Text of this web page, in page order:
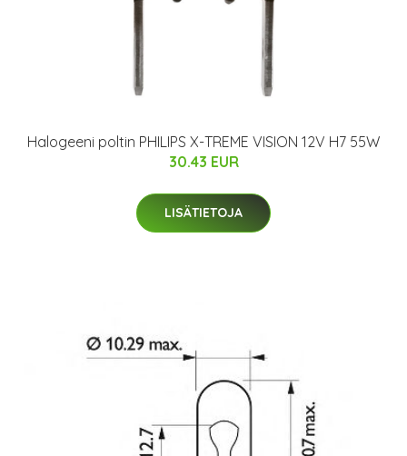
Halogeeni poltin PHILIPS X-TREME VISION 12V H7 55W
30.43 EUR
LISÄTIETOJA